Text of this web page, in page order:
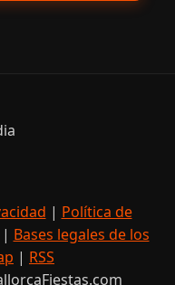
| Política de
| Bases legales de los
| RSS